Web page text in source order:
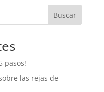
Buscar
pasos!
las rejas de